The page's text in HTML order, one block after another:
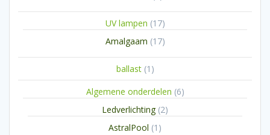
UV lampen 1717
Amalgaam 1717
ballast 1 1
product
Algemene onderdelen 66
Ledverlichting 22
AstralPool 1 1